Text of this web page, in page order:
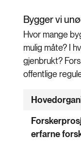
Bygger vi
Hvor mange
mulig måte? I
gjenbrukt?
offentlige
erfarne